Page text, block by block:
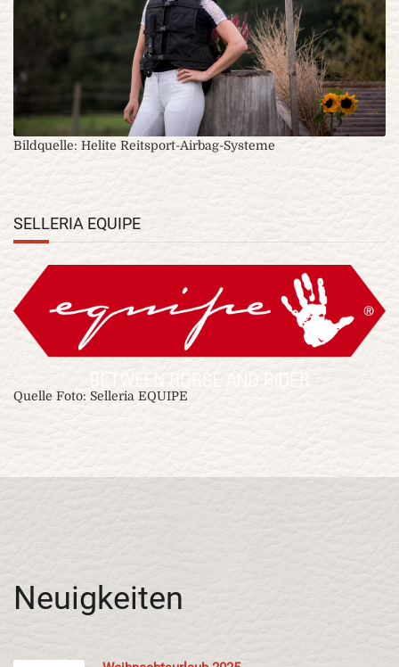
Bildquelle: Helite Reitsport-Airbag-Systeme
SELLERIA EQUIPE
Quelle Foto: Selleria EQUIPE
Neuigkeiten